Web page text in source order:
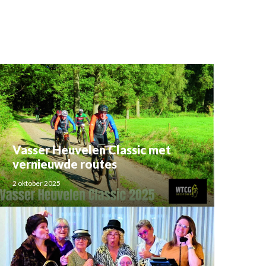
Vasser Heuvelen Classic met
vernieuwde routes
2 oktober 2025